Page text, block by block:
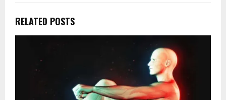
RELATED POSTS